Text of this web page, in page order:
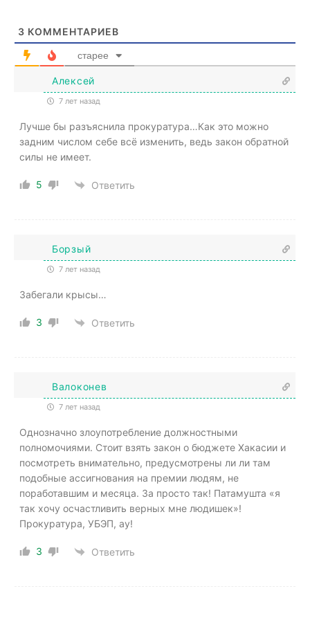
3 КОММЕНТАРИЕВ
старее
Алексей
7 лет назад
Лучше бы разъяснила прокуратура…Как это можно
задним числом себе всё изменить, ведь закон обратной
силы не имеет.
5 Ответить
Борзый
7 лет назад
Забегали крысы…
3 Ответить
Валоконев
7 лет назад
Однозначно злоупотребление должностными
полномочиями. Стоит взять закон о бюджете Хакасии и
посмотреть внимательно, предусмотрены ли ли там
подобные ассигнования на премии людям, не
поработавшим и месяца. За просто так! Патамушта «я
так хочу осчастливить верных мне людишек»!
Прокуратура, УБЭП, ау!
3 Ответить